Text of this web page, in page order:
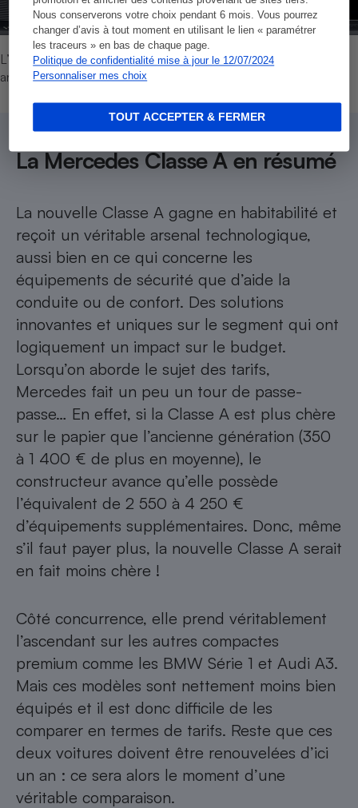
Nous conserverons votre choix pendant 6 mois. Vous pourrez
changer d’avis à tout moment en utilisant le lien « paramétrer
les traceurs » en bas de chaque page.
Politique de confidentialité mise à jour le 12/07/2024
Personnaliser mes choix
TOUT ACCEPTER & FERMER
L’assistant de régulation de la vitesse agit préventivement pour
anticiper les situations d’urgence.
La Mercedes Classe A en résumé
La nouvelle Classe A gagne en habitabilité et
reçoit un véritable arsenal technologique,
aussi bien en ce qui concerne les
équipements de sécurité que d’aide la
conduite ou de confort. Des solutions
innovantes et uniques sur le segment qui ont
logiquement un impact sur le budget.
Lorsqu’on aborde le sujet des tarifs,
Mercedes fait un peu un tour de passe-
passe… En effet, si la Classe A est plus chère
sur le papier que l’ancienne génération (350
à 1 400 € de plus en moyenne), le
constructeur avance qu’elle possède
l’équivalent de 2 550 à 4 250 €
d’équipements supplémentaires. Donc, même
s’il faut payer plus, la nouvelle Classe A serait
en fait moins chère !
Côté concurrence, elle prend véritablement
l’ascendant sur les autres compactes
premium comme les BMW Série 1 et Audi A3.
Mais ces modèles sont nettement moins bien
équipés et il est donc difficile de les
comparer en termes de tarifs. Reste que ces
deux voitures doivent être renouvelées d’ici
un an : ce sera alors le moment d’une
véritable comparaison.